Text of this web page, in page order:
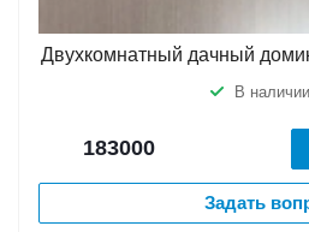
Двухкомнатный дачный
В наличии
183000
Задать